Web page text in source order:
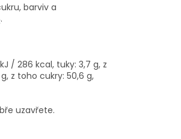
barviv a
.
/ 286 kcal, tuky: 3,7 g, z
z toho cukry: 50,6 g,
uzavřete.